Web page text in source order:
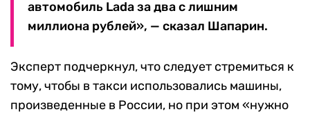
автомобиль Lada за два с лишним
миллиона рублей», — сказал Шапарин.
Эксперт подчеркнул, что следует стремиться к
тому, чтобы в такси использовались машины,
произведенные в России, но при этом «нужно